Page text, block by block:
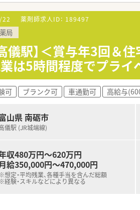
人特徴について】
薬局の運営だけでなく、将来的に
までに15法人15名の独立を支援し
共栄の精神を大切にしており、同
場環境と雰囲気】
ッフ同士のコミュニケーションが
目標を持つ前向きなスタッフが多
師会への加入など教育制度が充実
薬剤師求人ID： 189497
局
儀駅】＜賞与年3回＆
は5時間程度でプラ
可 ブランク可 車通勤可 高給与
山県 南砺市
儀駅 (JR城端線)
収480万円～620万円
給350,000円～470,000円
※想定・平均残業、各種手当を含んだ総額
※経験・スキルなどにより異なる